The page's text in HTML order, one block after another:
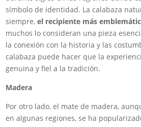
símbolo de identidad. La calabaza
siempre,el recipiente más
muchos lo consideran una pieza
la conexión con la historia y las
calabaza puede hacer que la
genuina y fiel a la tradición.
Madera
Por otro lado, el mate de madera,
en algunas regiones, se ha